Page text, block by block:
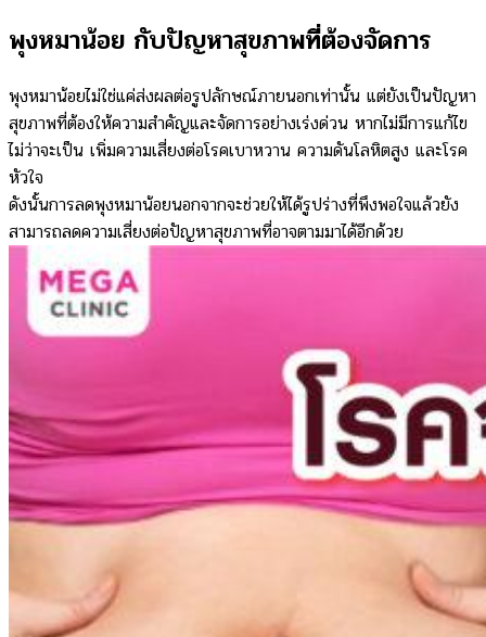
พุงหมาน้อย กับปัญหาสุขภาพที่ต้องจัดการ
พุงหมาน้อยไม่ใช่แค่ส่งผลต่อรูปลักษณ์ภายนอกเท่านั้น แต่ยังเป็นปัญหา
สุขภาพที่ต้องให้ความสำคัญและจัดการอย่างเร่งด่วน หากไม่มีการแก้ไข
ไม่ว่าจะเป็น เพิ่มความเสี่ยงต่อโรคเบาหวาน ความดันโลหิตสูง และโรค
หัวใจ
ดังนั้นการลดพุงหมาน้อยนอกจากจะช่วยให้ได้รูปร่างที่พึงพอใจแล้วยัง
สามารถลดความเสี่ยงต่อปัญหาสุขภาพที่อาจตามมาได้อีกด้วย